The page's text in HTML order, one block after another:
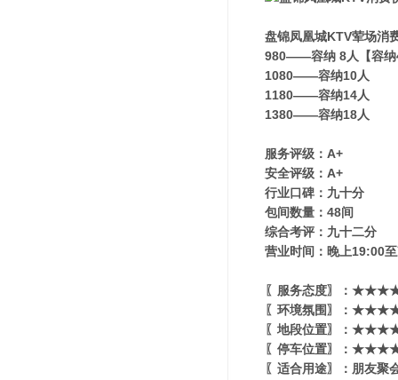
盘锦凤凰城KTV荤场消
980——容纳 8人【容纳
1080——容纳10人
1180——容纳14人
1380——容纳18人
服务评级：A+
安全评级：A+
行业口碑：九十分
包间数量：48间
综合考评：九十二分
营业时间：晚上19:00
〖服务态度〗：
〖环境氛围〗：
〖地段位置〗：
〖停车位置〗：
〖适合用途〗：朋友聚